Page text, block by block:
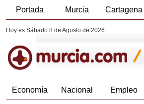
Portada Murcia Cartagena
Hoy es Sábado 8 de Agosto de 2026
Economía Nacional Empleo